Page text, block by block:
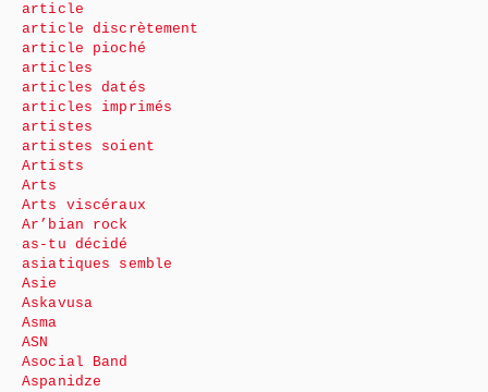
article
article discrètement
article pioché
articles
articles datés
articles imprimés
artistes
artistes soient
Artists
Arts
Arts viscéraux
Ar’bian rock
as-tu décidé
asiatiques semble
Asie
Askavusa
Asma
ASN
Asocial Band
Aspanidze